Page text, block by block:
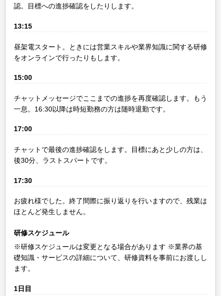
認。目標への進捗確認をしたりします。
13:15
昼架電スタート。ときには営業スキルや業界知識に関する研修
をオンラインで行ったりもします。
15:00
チャットメッセージでここまでの進捗を再度確認します。もう
一息。16:30以降は時短勤務の方は随時退勤です。
17:00
チャットで最後の進捗確認をします。目標にあと少しの方は、
後30分、ラストスパートです。
17:30
お疲れ様でした。終了間際に振り返りを行いますので、残業は
ほとんど発生しません。
研修スケジュール
※研修スケジュールは変更となる場合があります ※業界の基
礎知識・サービスの詳細について、研修資料を事前にお渡しし
ます。
1日目